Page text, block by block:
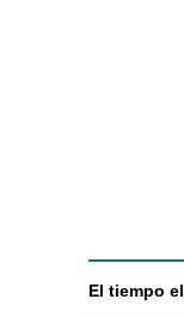
El tiempo el